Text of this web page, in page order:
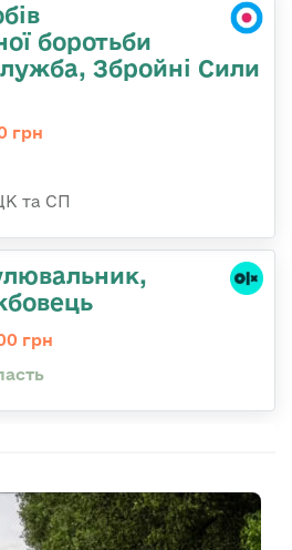
боротьби
Збройні Сили
грн
та СП
грн